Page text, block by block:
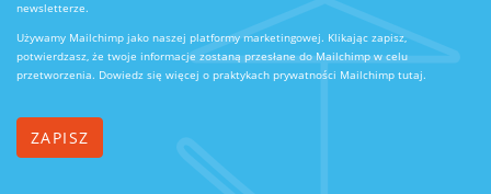
newsletterze.
Używamy Mailchimp jako naszej platformy marketingowej. Klikając zapisz,
potwierdzasz, że twoje informacje zostaną przesłane do Mailchimp w celu
przetworzenia. Dowiedz się więcej o praktykach prywatności Mailchimp tutaj.